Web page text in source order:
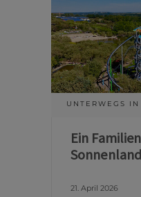
UNTERWEGS
Ein
21. April 2026